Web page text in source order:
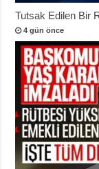
Tutsak Edilen Bir
4 gün önce